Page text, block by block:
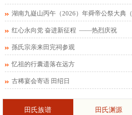
湖南九嶷山丙午（2026）年舜帝公祭大典（
红心永向党 奋进新征程 ——热烈庆祝
孫氏宗亲来田完祠参观
忆祖的行囊遗落在远方
古稀宴会寄语 田绍日
田氏族谱 田氏渊源